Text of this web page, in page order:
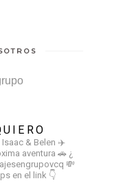
& Belen ✈️
aventura 🚗 ¿
💸
en el link 👇